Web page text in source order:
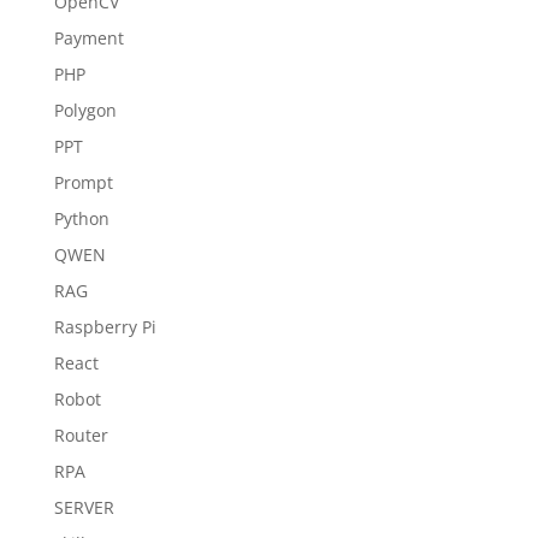
Payment
PHP
Polygon
PPT
Prompt
Python
QWEN
RAG
Raspberry Pi
React
Robot
Router
RPA
SERVER